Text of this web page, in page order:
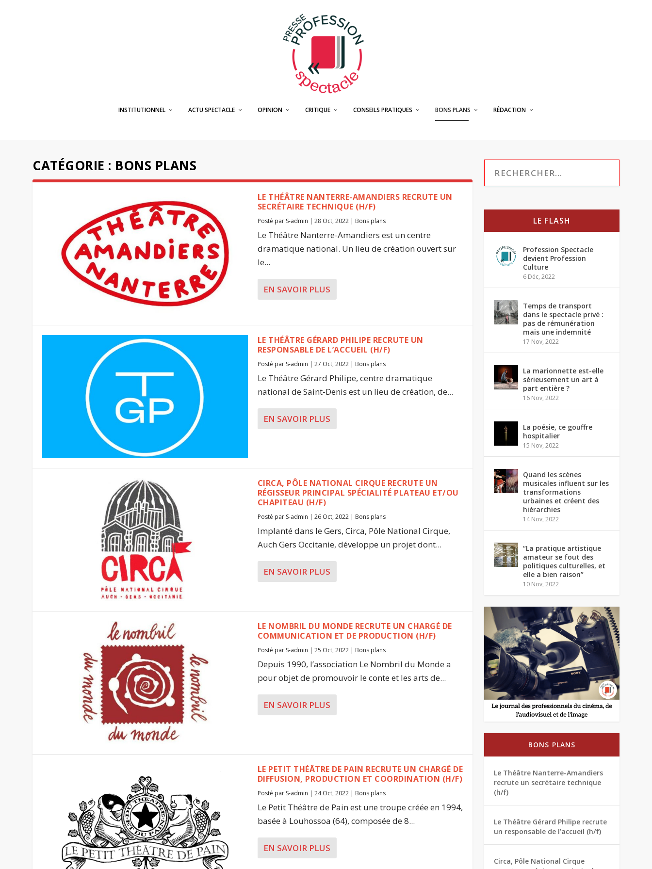
INSTITUTIONNEL ACTU SPECTACLE OPINION CRITIQUE CONSEILS PRATIQUES BONS PLANS RÉDACTION
CATÉGORIE : BONS PLANS
LE THÉÂTRE NANTERRE-AMANDIERS RECRUTE UN
SECRÉTAIRE TECHNIQUE (H/F)
Posté par S-admin | 28 Oct, 2022| Bons plans
Le Théâtre Nanterre-Amandiers est un centre
dramatique national. Un lieu de création ouvert sur
le...
EN SAVOIR PLUS
LE THÉÂTRE GÉRARD PHILIPE RECRUTE UN
RESPONSABLE DE L’ACCUEIL (H/F)
Posté par S-admin | 27 Oct, 2022| Bons plans
Le Théâtre Gérard Philipe, centre dramatique
national de Saint-Denis est un lieu de création, de...
EN SAVOIR PLUS
CIRCA, PÔLE NATIONAL CIRQUE RECRUTE UN
RÉGISSEUR PRINCIPAL SPÉCIALITÉ PLATEAU ET/OU
CHAPITEAU (H/F)
Posté par S-admin | 26 Oct, 2022| Bons plans
Implanté dans le Gers, Circa, Pôle National Cirque,
Auch Gers Occitanie, développe un projet dont...
EN SAVOIR PLUS
LE NOMBRIL DU MONDE RECRUTE UN CHARGÉ DE
COMMUNICATION ET DE PRODUCTION (H/F)
Posté par S-admin | 25 Oct, 2022| Bons plans
Depuis 1990, l’association Le Nombril du Monde a
pour objet de promouvoir le conte et les arts de...
EN SAVOIR PLUS
LE PETIT THÉÂTRE DE PAIN RECRUTE UN CHARGÉ DE
DIFFUSION, PRODUCTION ET COORDINATION (H/F)
Posté par S-admin | 24 Oct, 2022| Bons plans
Le Petit Théâtre de Pain est une troupe créée en 1994,
basée à Louhossoa (64), composée de 8...
EN SAVOIR PLUS
LE FLASH
Profession Spectacle
devient Profession
Culture
6 Déc, 2022
Temps de transport
dans le spectacle privé :
pas de rémunération
mais une indemnité
17 Nov, 2022
La marionnette est-elle
sérieusement un art à
part entière ?
16 Nov, 2022
La poésie, ce gouffre
hospitalier
15 Nov, 2022
Quand les scènes
musicales influent sur les
transformations
urbaines et créent des
hiérarchies
14 Nov, 2022
“La pratique artistique
amateur se fout des
politiques culturelles, et
elle a bien raison”
10 Nov, 2022
BONS PLANS
Le Théâtre Nanterre-Amandiers
recrute un secrétaire technique
(h/f)
Le Théâtre Gérard Philipe recrute
un responsable de l’accueil (h/f)
Circa, Pôle National Cirque